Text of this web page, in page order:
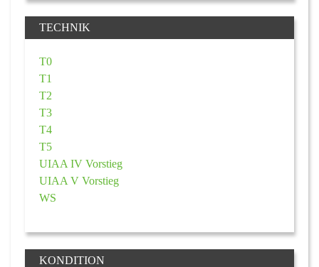
TECHNIK
T0
T1
T2
T3
T4
T5
UIAA IV Vorstieg
UIAA V Vorstieg
WS
KONDITION